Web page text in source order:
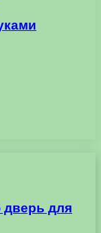
дверь для